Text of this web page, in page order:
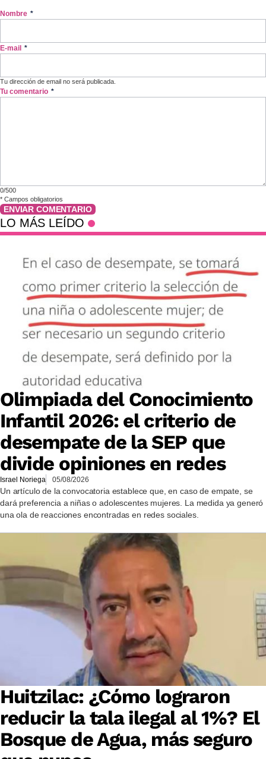
Nombre *
E-mail *
Tu dirección de email no será publicada.
Tu comentario *
0/500
* Campos obligatorios
ENVIAR COMENTARIO
LO MÁS LEÍDO
Olimpiada del Conocimiento
Infantil 2026: el criterio de
desempate de la SEP que
divide opiniones en redes
Israel Noriega 05/08/2026
Un artículo de la convocatoria establece que, en caso de empate, se
dará preferencia a niñas o adolescentes mujeres. La medida ya generó
una ola de reacciones encontradas en redes sociales.
Huitzilac: ¿Cómo lograron
reducir la tala ilegal al 1%? El
Bosque de Agua, más seguro